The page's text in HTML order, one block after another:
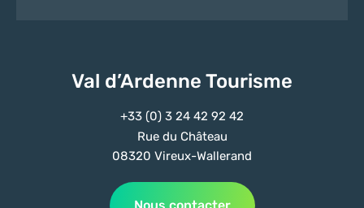
Val d’Ardenne Tourisme
+33 (0) 3 24 42 92 42
Rue du Château
08320 Vireux-Wallerand